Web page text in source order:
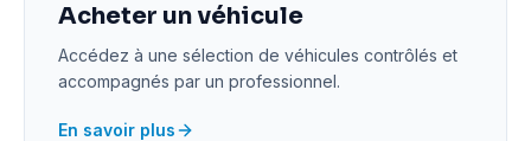
Acheter un véhicule
Accédez à une sélection de véhicules contrôlés et
accompagnés par un professionnel.
En savoir plus